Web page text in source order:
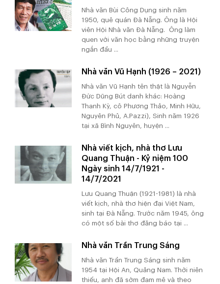
Nhà văn Bùi Công Dụng sinh năm
1950, quê quán Đà Nẵng. Ông là Hội
viên Hội Nhà văn Đà Nẵng. Ông làm
quen với văn học bằng những truyện
ngắn đầu ...
Nhà văn Vũ Hạnh (1926 – 2021)
Nhà văn Vũ Hạnh tên thật là Nguyễn
Đức Dũng Bút danh khác: Hoàng
Thanh Kỳ, cô Phương Thảo, Minh Hữu,
Nguyên Phủ, A.Pazzi), Sinh năm 1926
tại xã Bình Nguyên, huyện ...
Nhà viết kịch, nhà thơ Lưu
Quang Thuận - Kỷ niệm 100
Ngày sinh 14/7/1921 -
14/7/2021
Lưu Quang Thuận (1921-1981) là nhà
viết kịch, nhà thơ hiện đại Việt Nam,
sinh tại Đà Nẵng. Trước năm 1945, ông
có một số bài thơ đăng báo tại ...
Nhà văn Trần Trung Sáng
Nhà văn Trần Trung Sáng sinh năm
1954 tại Hội An, Quảng Nam. Thời niên
thiếu, anh đã sớm đam mê và theo